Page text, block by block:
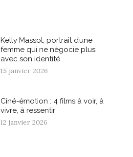
Kelly Massol, portrait d’une
femme qui ne négocie plus
avec son identité
15 janvier 2026
Ciné-émotion : 4 films à voir, à
vivre, à ressentir
12 janvier 2026